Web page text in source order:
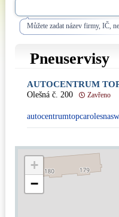
Můžete zadat název firmy, IČ,
Pneuservisy
AUTOCENTRUM
Olešná č. 200 Zavřeno
+
−